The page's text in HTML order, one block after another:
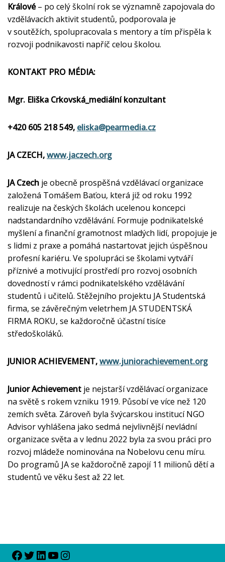
Králové– po celý školní rok se významně zapojovala do
vzdělávacích aktivit studentů, podporovala je
v soutěžích, spolupracovala s mentory a tím přispěla k
rozvoji podnikavosti napříč celou školou.
KONTAKT PRO MÉDIA:
Mgr. Eliška Crkovská _mediální konzultant
+420 605 218 549, eliska@pearmedia.cz
JA CZECH,www.jaczech.org
JA Czech je obecně prospěšná vzdělávací organizace
založená Tomášem Baťou, která již od roku 1992
realizuje na českých školách ucelenou koncepci
nadstandardního vzdělávání. Formuje podnikatelské
myšlení a finanční gramotnost mladých lidí, propojuje je
s lidmi z praxe a pomáhá nastartovat jejich úspěšnou
profesní kariéru. Ve spolupráci se školami vytváří
příznivé a motivující prostředí pro rozvoj osobních
dovedností v rámci podnikatelského vzdělávání
studentů i učitelů. Stěžejního projektu JA Studentská
firma, se závěrečným veletrhem JA STUDENTSKÁ
FIRMA ROKU, se každoročně účastní tisíce
středoškoláků.
JUNIOR ACHIEVEMENT,www.juniorachievement.org
Junior Achievement je nejstarší vzdělávací organizace
na světě s rokem vzniku 1919. Působí ve více než 120
zemích světa. Zároveň byla švýcarskou institucí NGO
Advisor vyhlášena jako sedmá nejvlivnější nevládní
organizace světa a v lednu 2022 byla za svou práci pro
rozvoj mládeže nominována na Nobelovu cenu míru.
Do programů JA se každoročně zapojí 11 milionů dětí a
studentů ve věku šest až 22 let.